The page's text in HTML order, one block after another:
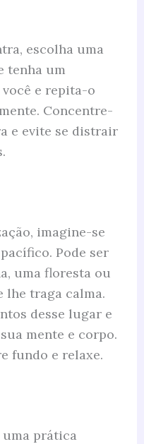
escolha uma
tenha um
e repita-o
Concentre-
e evite se distrair
imagine-se
Pode ser
uma floresta ou
traga calma.
desse lugar e
mente e corpo.
fundo e relaxe.
uma prática